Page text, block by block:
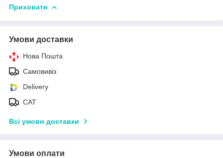
Приховати
Умови доставки
Нова Пошта
Самовивіз
Delivery
САТ
Всі умови доставки
Умови оплати